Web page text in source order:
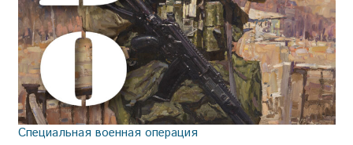
Специальная военная операция